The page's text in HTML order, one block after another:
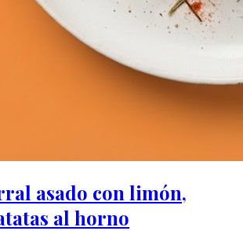
asado con limón,
al horno